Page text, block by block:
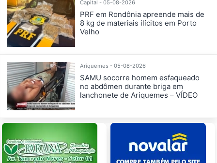
Capital - 05-08-2026
PRF em Rondônia apreende mais de
8 kg de materiais ilícitos em Porto
Velho
Ariquemes - 05-08-2026
SAMU socorre homem esfaqueado
no abdômen durante briga em
lanchonete de Ariquemes – VÍDEO